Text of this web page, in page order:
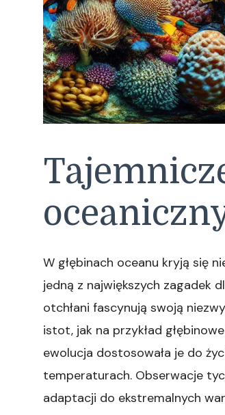
W głębinach oceanu kryją się
jedną z największych zagadek
otchłani fascynują swoją
istot, jak na przykład
ewolucja dostosowała je do
temperaturach. Obserwacje
adaptacji do ekstremalnych